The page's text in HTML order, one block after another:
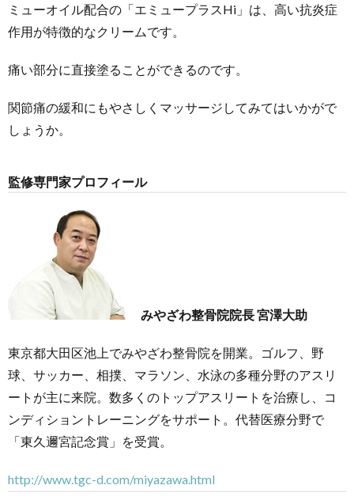
ミューオイル配合の「エミュープラスHi」は、高い抗炎症
作用が特徴的なクリームです。
痛い部分に直接塗ることができるのです。
関節痛の緩和にもやさしくマッサージしてみてはいかがで
しょうか。
監修専門家プロフィール
みやざわ整骨院院長 宮澤大助
東京都大田区池上でみやざわ整骨院を開業。ゴルフ、野
球、サッカー、相撲、マラソン、水泳の多種分野のアスリ
ートが主に来院。数多くのトップアスリートを治療し、コ
ンディショントレーニングをサポート。代替医療分野で
「東久邇宮記念賞」を受賞。
http://www.tgc-d.com/miyazawa.html